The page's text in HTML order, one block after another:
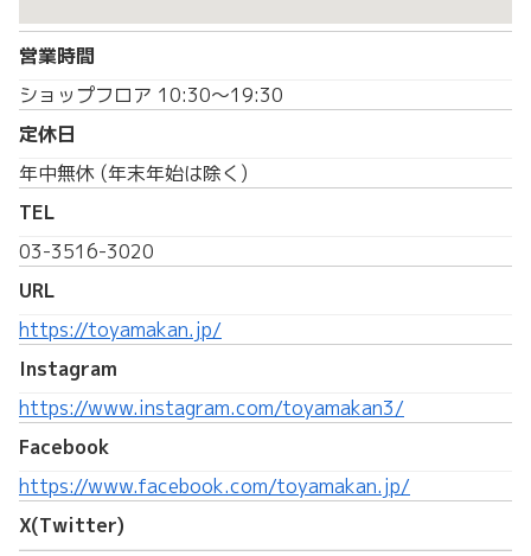
営業時間
ショップフロア 10:30～19:30
定休日
年中無休 (年末年始は除く)
TEL
03-3516-3020
URL
https://toyamakan.jp/
Instagram
https://www.instagram.com/toyamakan3/
Facebook
https://www.facebook.com/toyamakan.jp/
X(Twitter)